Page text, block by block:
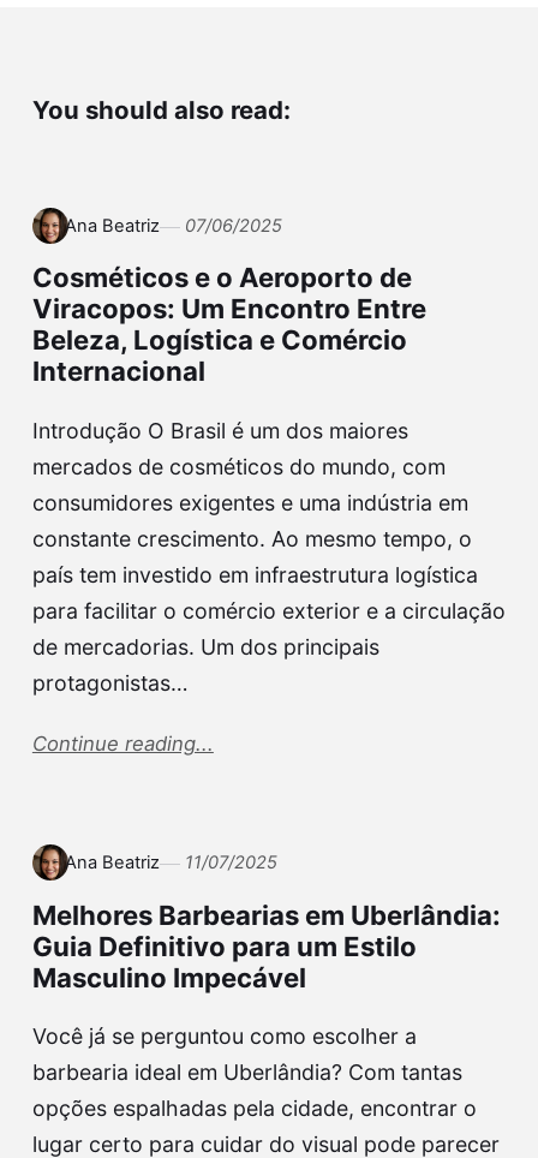
You should also read:
Ana Beatriz 07/06/2025
Cosméticos e o Aeroporto de
Viracopos: Um Encontro Entre
Beleza, Logística e Comércio
Internacional
Introdução O Brasil é um dos maiores
mercados de cosméticos do mundo, com
consumidores exigentes e uma indústria em
constante crescimento. Ao mesmo tempo, o
país tem investido em infraestrutura logística
para facilitar o comércio exterior e a circulação
de mercadorias. Um dos principais
protagonistas…
Continue reading...
Ana Beatriz 11/07/2025
Melhores Barbearias em Uberlândia:
Guia Definitivo para um Estilo
Masculino Impecável
Você já se perguntou como escolher a
barbearia ideal em Uberlândia? Com tantas
opções espalhadas pela cidade, encontrar o
lugar certo para cuidar do visual pode parecer